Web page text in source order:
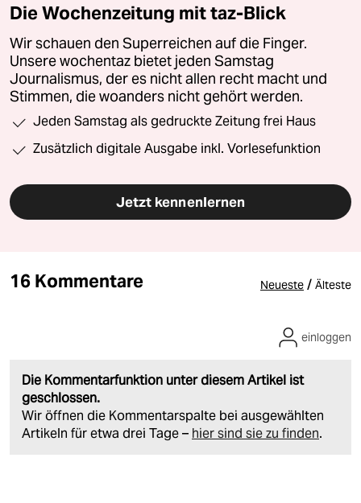
Die Wochenzeitung mit taz-Blick
Wir schauen den Superreichen auf die Finger.
Unsere wochentaz bietet jeden Samstag
Journalismus, der es nicht allen recht macht und
Stimmen, die woanders nicht gehört werden.
Jeden Samstag als gedruckte Zeitung frei Haus
Zusätzlich digitale Ausgabe inkl. Vorlesefunktion
Jetzt kennenlernen
16 Kommentare Neueste / Älteste
Die Kommentarfunktion unter diesem Artikel ist
geschlossen.
Wir öffnen die Kommentarspalte bei ausgewählten
Artikeln für etwa drei Tage – hier sind sie zu finden.
einloggen